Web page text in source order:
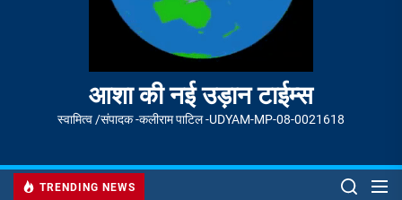
आशा की नई उड़ान टाईम्स
स्वामित्व /संपादक -कलीराम पाटिल -UDYAM-MP-08-0021618
TRENDING NEWS